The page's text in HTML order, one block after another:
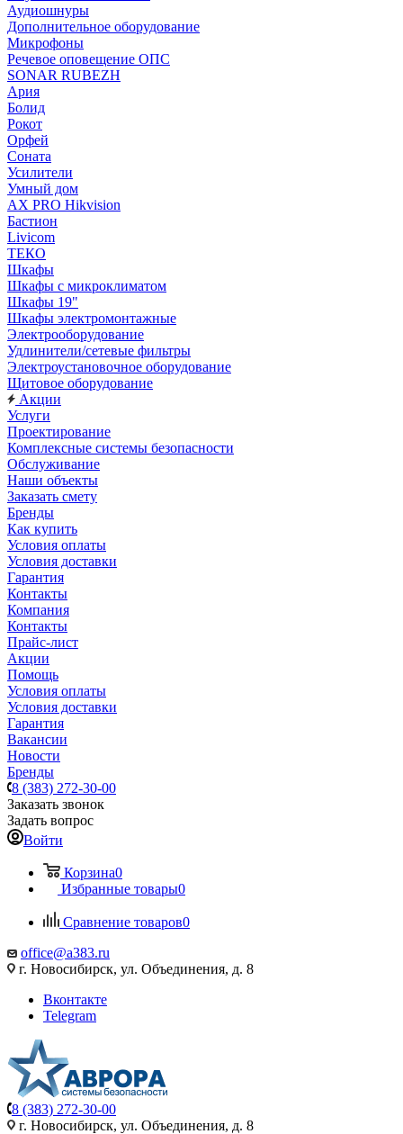
Аудиошнуры
Дополнительное оборудование
Микрофоны
Речевое оповещение ОПС
SONAR RUBEZH
Ария
Болид
Рокот
Орфей
Соната
Усилители
Умный дом
AX PRO Hikvision
Бастион
Livicom
ТЕКО
Шкафы
Шкафы с микроклиматом
Шкафы 19"
Шкафы электромонтажные
Электрооборудование
Удлинители/сетевые фильтры
Электроустановочное оборудование
Щитовое оборудование
Акции
Услуги
Проектирование
Комплексные системы безопасности
Обслуживание
Наши объекты
Заказать смету
Бренды
Как купить
Условия оплаты
Условия доставки
Гарантия
Контакты
Компания
Контакты
Прайс-лист
Акции
Помощь
Условия оплаты
Условия доставки
Гарантия
Вакансии
Новости
Бренды
8 (383) 272-30-00
Заказать звонок
Задать вопрос
Войти
Корзина0
Избранные товары0
Сравнение товаров0
office@a383.ru
г. Новосибирск, ул. Объединения, д. 8
Вконтакте
Telegram
8 (383) 272-30-00
г. Новосибирск, ул. Объединения, д. 8